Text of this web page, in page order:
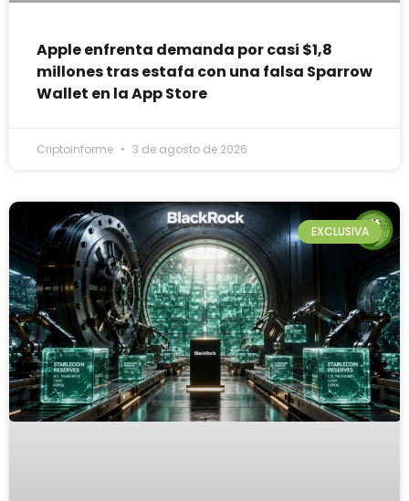
Apple enfrenta demanda por casi $1,8
millones tras estafa con una falsa Sparrow
Wallet en la App Store
Criptoinforme 3 de agosto de 2026
EXCLUSIVA